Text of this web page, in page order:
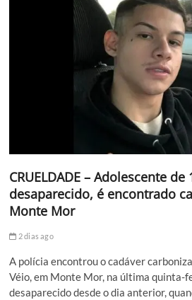
CRUELDADE – Adolescente
desaparecido, é encontrado
Monte Mor
2 dias ago
A polícia encontrou o cadáver
Véio, em Monte Mor, na última quinta-
desaparecido desde o dia anterior,